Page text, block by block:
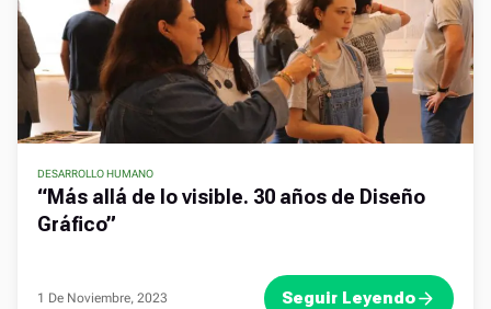
DESARROLLO HUMANO
“Más allá de lo visible. 30 años de Diseño
Gráfico”
1 De Noviembre, 2023 Seguir Leyendo